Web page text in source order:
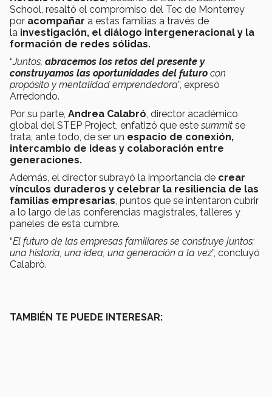
School, resaltó el compromiso del Tec de Monterrey
por acompañar a estas familias a través de
la investigación, el diálogo intergeneracional y la
formación de redes sólidas.
“Juntos, abracemos los retos del presente y
construyamos las oportunidades del futuro con
propósito y mentalidad emprendedora”, expresó
Arredondo.
Por su parte, Andrea Calabró, director académico
global del STEP Project, enfatizó que estesummit se
trata, ante todo, de ser un espacio de conexión,
intercambio de ideas y colaboración entre
generaciones.
Además, el director subrayó la importancia de crear
vínculos duraderos y celebrar la resiliencia de las
familias empresarias, puntos que se intentaron cubrir
a lo largo de las conferencias magistrales, talleres y
paneles de esta cumbre.
“El futuro de las empresas familiares se construye juntos:
una historia, una idea, una generación a la vez”, concluyó
Calabrò.
TAMBIÉN TE PUEDE INTERESAR: